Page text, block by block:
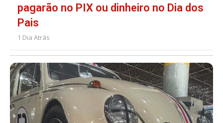
pagarão no PIX ou dinheiro no Dia dos
Pais
1 Dia Atrás